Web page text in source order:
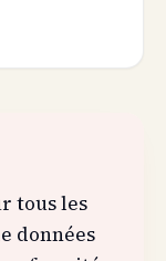
tous les
données